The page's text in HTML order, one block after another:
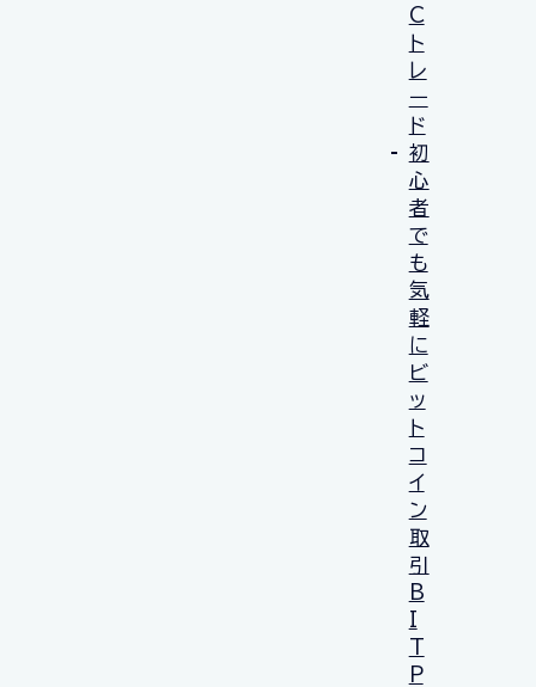
C
ト
レ
ー
ド
初
心
者
で
も
気
軽
に
ビ
ッ
ト
コ
イ
ン
取
引
B
I
T
P